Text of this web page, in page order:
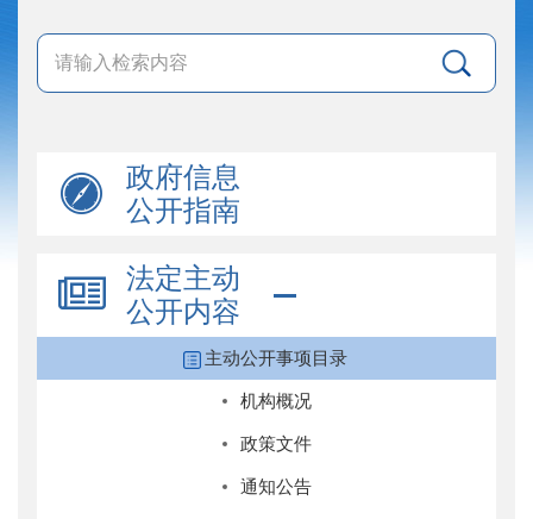
政府信息
公开指南
法定主动
公开内容
主动公开事项目录
机构概况
政策文件
通知公告